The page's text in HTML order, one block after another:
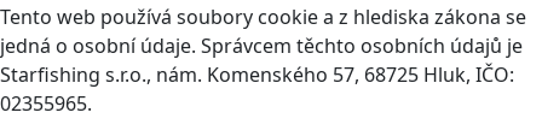
Tento web používá soubory cookie a z hlediska zákona se
jedná o osobní údaje. Správcem těchto osobních údajů je
Starfishing s.r.o., nám. Komenského 57, 68725 Hluk, IČO:
02355965.